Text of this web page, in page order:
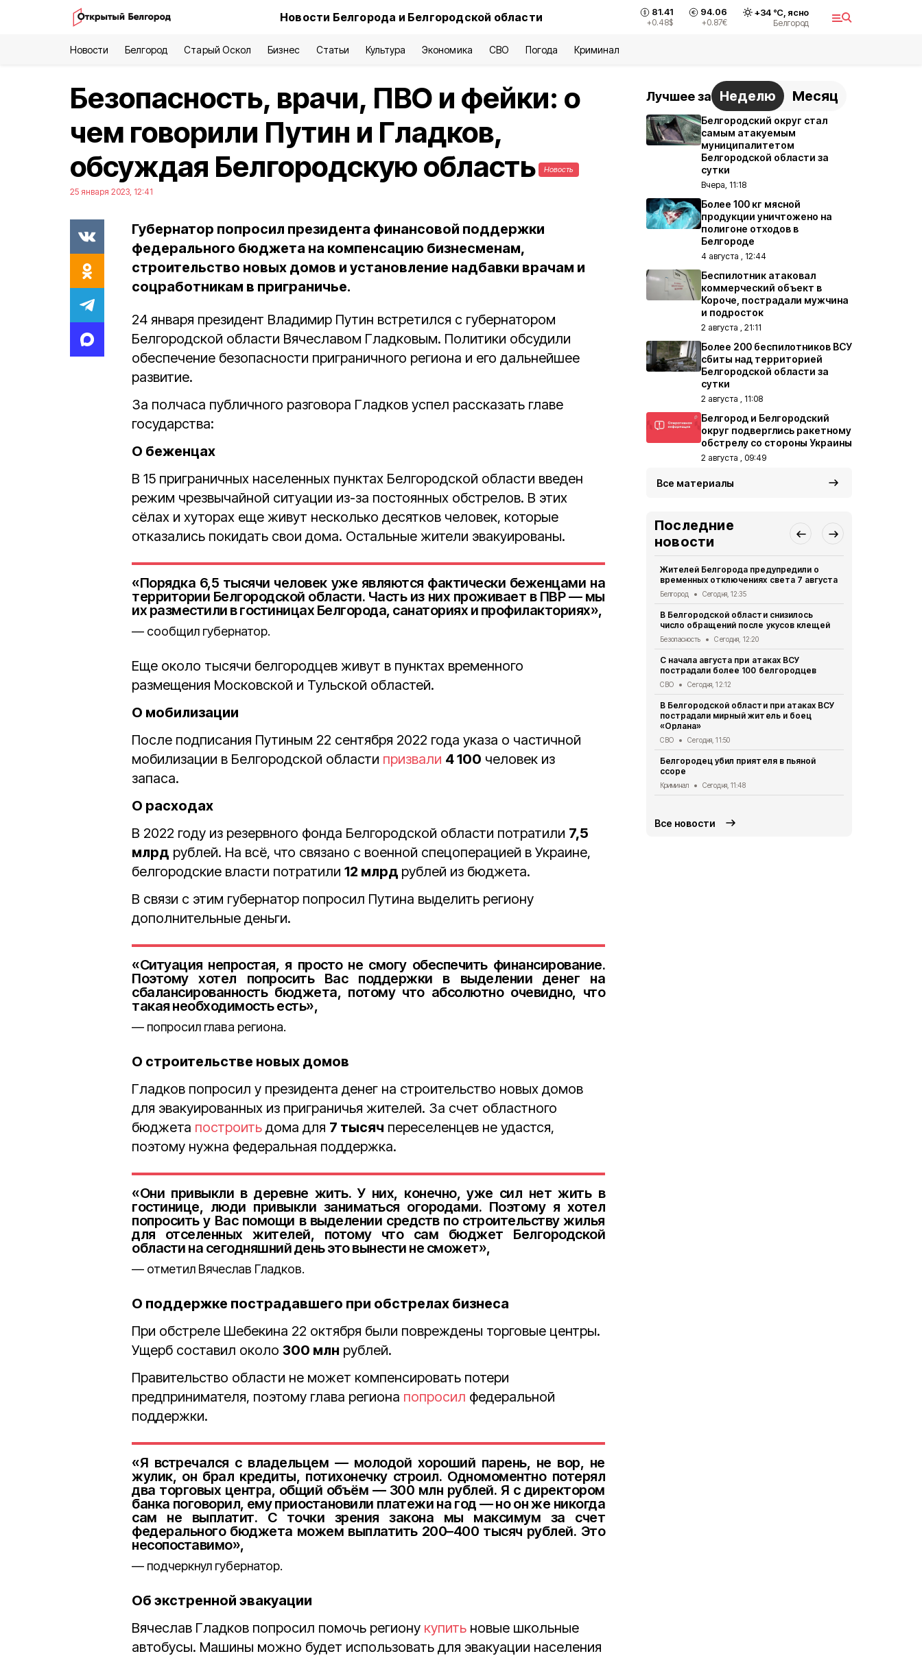
Новости Белгорода и Белгородской области 81.41
+0.48$
94.06
+0.87€
+34°С, ясно
Белгород
Новости Белгород Старый Оскол Бизнес Статьи Культура Экономика СВО Погода Криминал
Безопасность, врачи, ПВО и фейки: о
чем говорили Путин и Гладков,
обсуждая Белгородскую область
Новость
25 января 2023, 12:41
Губернатор попросил президента финансовой поддержки
федерального бюджета на компенсацию бизнесменам,
строительство новых домов и установление надбавки врачам и
соцработникам в приграничье.
24 января президент Владимир Путин встретился с губернатором
Белгородской области Вячеславом Гладковым. Политики обсудили
обеспечение безопасности приграничного региона и его дальнейшее
развитие.
За полчаса публичного разговора Гладков успел рассказать главе
государства:
О беженцах
В 15 приграничных населенных пунктах Белгородской области введен
режим чрезвычайной ситуации из-за постоянных обстрелов. В этих
сёлах и хуторах еще живут несколько десятков человек, которые
отказались покидать свои дома. Остальные жители эвакуированы.
«Порядка 6,5 тысячи человек уже являются фактически беженцами на
территории Белгородской области. Часть из них проживает в ПВР — мы
их разместили в гостиницах Белгорода, санаториях и профилакториях»,
сообщил губернатор.
Еще около тысячи белгородцев живут в пунктах временного
размещения Московской и Тульской областей.
О мобилизации
После подписания Путиным 22 сентября 2022 года указа о частичной
мобилизации в Белгородской области призвали 4 100 человек из
запаса.
О расходах
В 2022 году из резервного фонда Белгородской области потратили 7,5
млрд рублей. На всё, что связано с военной спецоперацией в Украине,
белгородские власти потратили 12 млрд рублей из бюджета.
В связи с этим губернатор попросил Путина выделить региону
дополнительные деньги.
«Ситуация непростая, я просто не смогу обеспечить финансирование.
Поэтому хотел попросить Вас поддержки в выделении денег на
сбалансированность бюджета, потому что абсолютно очевидно, что
такая необходимость есть»,
попросил глава региона.
О строительстве новых домов
Гладков попросил у президента денег на строительство новых домов
для эвакуированных из приграничья жителей. За счет областного
бюджета построить дома для 7 тысяч переселенцев не удастся,
поэтому нужна федеральная поддержка.
«Они привыкли в деревне жить. У них, конечно, уже сил нет жить в
гостинице, люди привыкли заниматься огородами. Поэтому я хотел
попросить у Вас помощи в выделении средств по строительству жилья
для отселенных жителей, потому что сам бюджет Белгородской
области на сегодняшний день это вынести не сможет»,
отметил Вячеслав Гладков.
О поддержке пострадавшего при обстрелах бизнеса
При обстреле Шебекина 22 октября были повреждены торговые центры.
Ущерб составил около 300 млн рублей.
Правительство области не может компенсировать потери
предпринимателя, поэтому глава региона попросил федеральной
поддержки.
«Я встречался с владельцем — молодой хороший парень, не вор, не
жулик, он брал кредиты, потихонечку строил. Одномоментно потерял
два торговых центра, общий объём — 300 млн рублей. Я с директором
банка поговорил, ему приостановили платежи на год — но он же никогда
сам не выплатит. С точки зрения закона мы максимум за счет
федерального бюджета можем выплатить 200–400 тысяч рублей. Это
несопоставимо»,
подчеркнул губернатор.
Об экстренной эвакуации
Вячеслав Гладков попросил помочь региону купить новые школьные
автобусы. Машины можно будет использовать для эвакуации населения
Лучшее за Неделю Месяц
Белгородский округ стал
самым атакуемым
муниципалитетом
Белгородской области за
сутки
Вчера, 11:18
Более 100 кг мясной
продукции уничтожено на
полигоне отходов в
Белгороде
4 августа , 12:44
Беспилотник атаковал
коммерческий объект в
Короче, пострадали мужчина
и подросток
2 августа , 21:11
Более 200 беспилотников ВСУ
сбиты над территорией
Белгородской области за
сутки
2 августа , 11:08
Белгород и Белгородский
округ подверглись ракетному
обстрелу со стороны Украины
2 августа , 09:49
Все материалы
Последние
новости
Жителей Белгорода предупредили о
временных отключениях света 7 августа
Белгород Сегодня, 12:35
В Белгородской области снизилось
число обращений после укусов клещей
Безопасность Сегодня, 12:20
С начала августа при атаках ВСУ
пострадали более 100 белгородцев
СВО Сегодня, 12:12
В Белгородской области при атаках ВСУ
пострадали мирный житель и боец
«Орлана»
СВО Сегодня, 11:50
Белгородец убил приятеля в пьяной
ссоре
Криминал Сегодня, 11:48
Все новости